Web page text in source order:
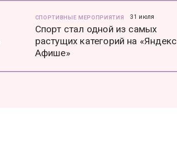
СПОРТИВНЫЕ МЕРОПРИЯТИЯ 31 июля
Спорт стал одной из самых
растущих категорий на «Яндекс
Афише»